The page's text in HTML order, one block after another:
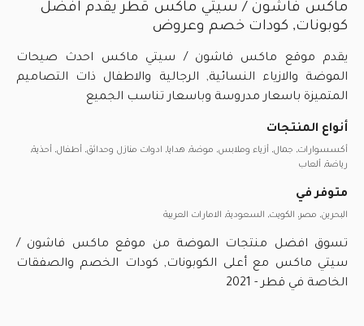
ماكس فاشون / سيتي ماكس قطر يقدم افضل
كوبونات, كودات خصم وعروض
يقدم موقع ماكس فاشون / سيتي ماكس احدث صيحات
الموضة والازياء النسائية, الرجالية والاطفال ذات التصاميم
المتميزة باسعار مدروسة وباسعار تناسب الجميع
أنواع المنتجات
أكسسوارات, جمال, أزياء وملابس, موضة, هدايا, ادوات منازل وحدائق, أطفال, أحذية,
رياضة, ألعاب
متوفر في
البحرين, مصر, الكويت, السعودية, الامارات العربية
تسوق افضل منتجات الموضة من موقع ماكس فاشون /
سيتي ماكس مع أعلى الكوبونات, كودات الخصم والصفقات
الخاصة في قطر - 2021